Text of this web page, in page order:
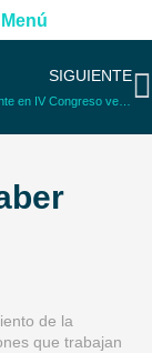
Menú
SIGUIENTE
de la
que trabajan